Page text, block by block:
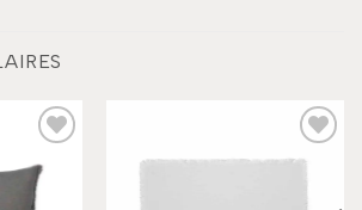
Add to
wishlist
Add to